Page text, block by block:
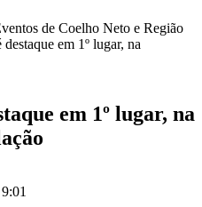
de Coelho Neto e Região
em 1º lugar, na
em 1º lugar, na